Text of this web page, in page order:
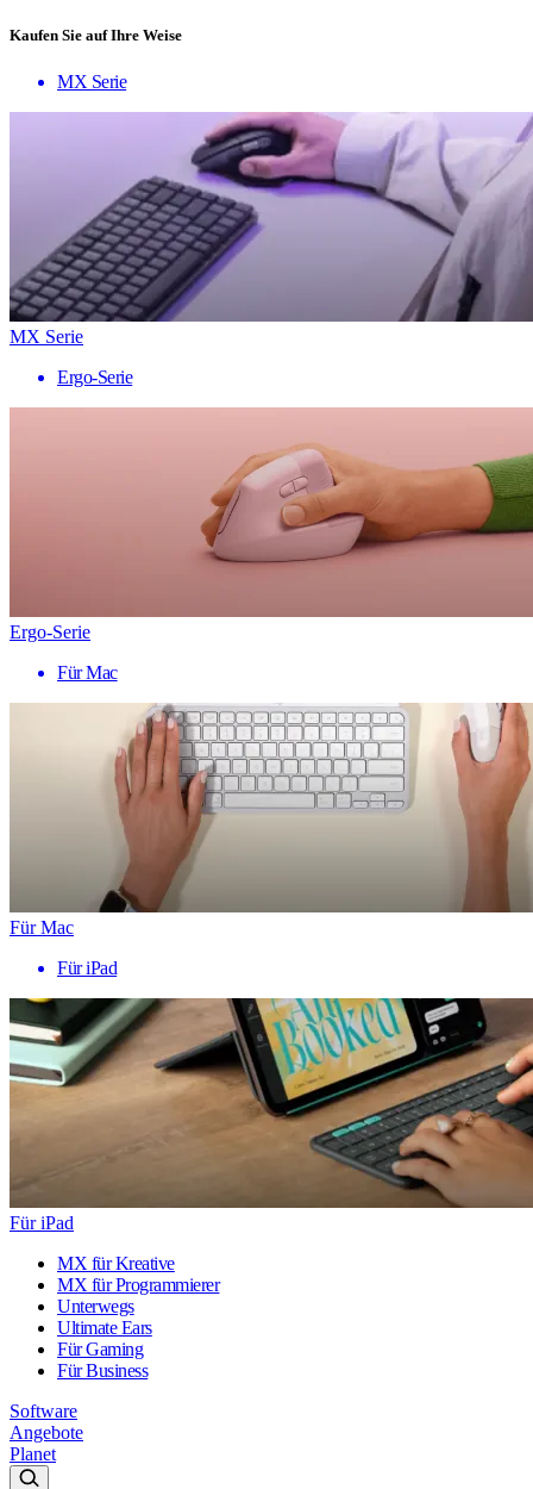
Kaufen Sie auf Ihre Weise
MX Serie
MX Serie
Ergo-Serie
Ergo-Serie
Für Mac
Für Mac
Für iPad
Für iPad
MX für Kreative
MX für Programmierer
Unterwegs
Ultimate Ears
Für Gaming
Für Business
Software
Angebote
Planet